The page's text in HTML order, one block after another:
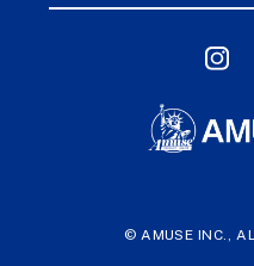
予約
© AMUSE INC.,